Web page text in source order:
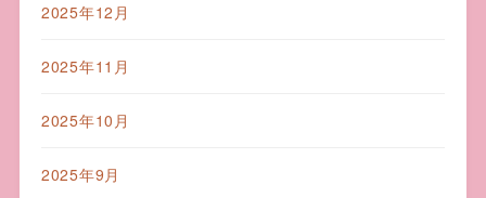
2025年12月
2025年11月
2025年10月
2025年9月